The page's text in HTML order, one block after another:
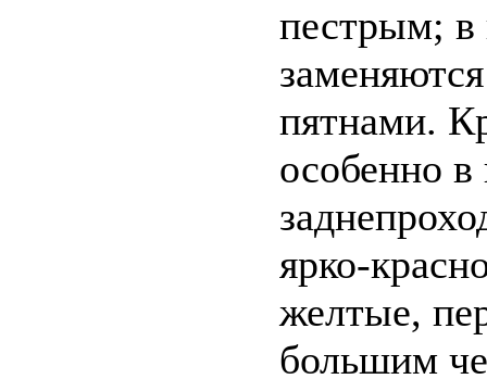
пестрым; в
пятнами.
особенно
ярко-
желтые,
большим